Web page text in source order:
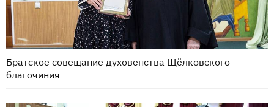
Братское совещание духовенства Щёлковского
благочиния